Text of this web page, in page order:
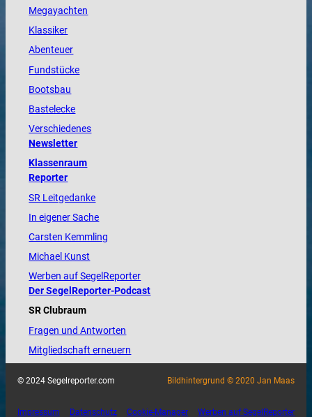
Megayachten
Klassiker
Abenteuer
Fundstücke
Bootsbau
Bastelecke
Verschiedenes
Newsletter
Klassenraum
Reporter
SR Leitgedanke
In eigener Sache
Carsten Kemmling
Michael Kunst
Werben auf SegelReporter
Der SegelReporter-Podcast
SR Clubraum
Fragen und Antworten
Mitgliedschaft erneuern
© 2024 Segelreporter.com Bildhintergrund © 2020 Jan Maas
Impressum Datenschutz Cookie-Manager Werben auf SegelReporter